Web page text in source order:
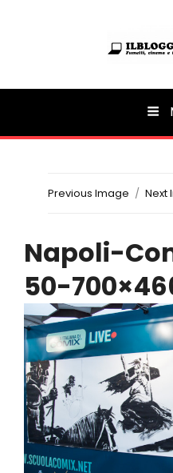
Il portalino di blog |
Previous Image Next
Napoli-
50-